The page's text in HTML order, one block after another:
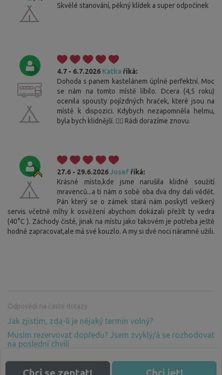
Skvělé stanování, pěkný klídek a super odpočinek
4.7 - 6.7.2026 Katka říká:
Dohoda s panem kastelánem úplně perfektní. Moc
se nám na tomto místě líbilo. Dcera (4,5 roku)
ocenila spousty pojízdných hraček, které jsou na
místě k dispozici. Kdybych nezapomněla helmu,
byla bych klidnější. 🤦‍♀️ Rádi dorazíme znovu.
27.6 - 29.6.2026Josef říká:
Krásné místo,kde jsme narušila klidné soužití
mravenců...a ti nám o sobě oba dva dny dali vědět.
Pán který se o zámek stará nám poskytl veškerý
servis včetně mlhy k osvěžení abychom dokázali přežít ty vedra
(40°C ). Záchody čisté, jinak na místu jako takovém je potřeba ještě
hodně zapracovat,ale má své kouzlo. A my si dvě noci náramně užili.
Odpovědi na časté dotazy
Jak zjistím, zda-li je nějaký termín volný?
Musím rezervovat dopředu? Jsem zvyklý/á se rozhodovat
na poslední chvíli
zázemí? Vždyť příroda patří všem